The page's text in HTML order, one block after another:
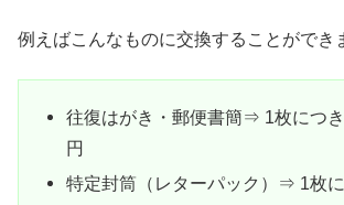
例えばこんなものに交換することができ
往復はがき・郵便書簡⇒ 1枚につ
円
特定封筒（レターパック）⇒ 1枚